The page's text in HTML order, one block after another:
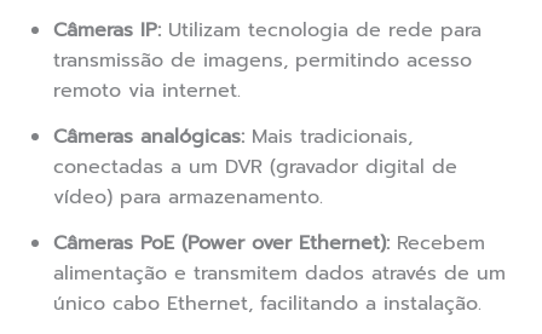
Câmeras IP: Utilizam tecnologia de rede para
transmissão de imagens, permitindo acesso
remoto via internet.
Câmeras analógicas: Mais tradicionais,
conectadas a um DVR (gravador digital de
vídeo) para armazenamento.
Câmeras PoE (Power over Ethernet): Recebem
alimentação e transmitem dados através de um
único cabo Ethernet, facilitando a instalação.